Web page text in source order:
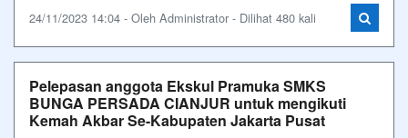
24/11/2023 14:04 - Oleh Administrator - Dilihat 480 kali
Pelepasan anggota Ekskul Pramuka SMKS
BUNGA PERSADA CIANJUR untuk mengikuti
Kemah Akbar Se-Kabupaten Jakarta Pusat